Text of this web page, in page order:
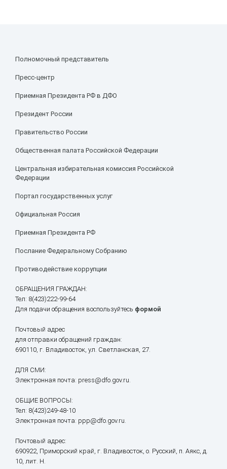
Полномочный представитель
Пресс-центр
Приемная Президента РФ в ДФО
Президент России
Правительство России
Общественная палата Российской Федерации
Центральная избирательная комиссия Российской
Федерации
Портал государственных услуг
Официальная Россия
Приемная Президента РФ
Послание Федеральному Собранию
Противодействие коррупции
ОБРАЩЕНИЯ ГРАЖДАН:
Тел: 8(423)222-99-64
Для подачи обращения воспользуйтесь формой
Почтовый адрес
для отправки обращений граждан:
690110, г. Владивосток, ул. Светланская, 27.
ДЛЯ СМИ:
Электронная почта: press@dfo.gov.ru.
ОБЩИЕ ВОПРОСЫ:
Тел: 8(423)249-48-10
Электронная почта: ppp@dfo.gov.ru.
Почтовый адрес:
690922, Приморский край, г. Владивосток, о. Русский, п. Аякс, д.
10, лит. Н.